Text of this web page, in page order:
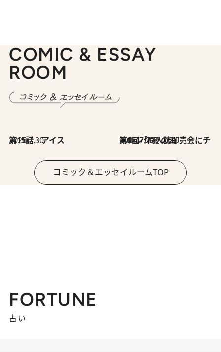
COMIC & ESSAY
ROOM
2026.7.30
第15話 アイス 2026.7.30
第8回「同人誌即売会にチャレンジ その2」
コミック＆エッセイルームTOP
FORTUNE
占い